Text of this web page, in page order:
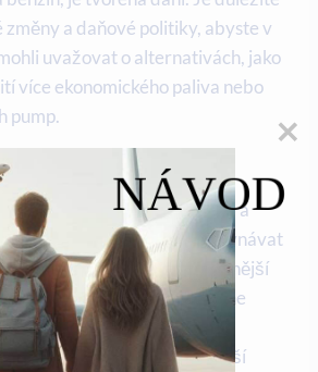
a daňové politiky, abyste v
uvažovat o alternativách, jako
více ekonomického paliva nebo
pump.
faktory mohli správně
sledovat aktuální zprávy a
paliva. Je také dobré porovnávat
a hledat ty nejvýhodnější
stránek nabízí online
cen paliva,které vám
možnosti v okolí. Další
NÁVOD